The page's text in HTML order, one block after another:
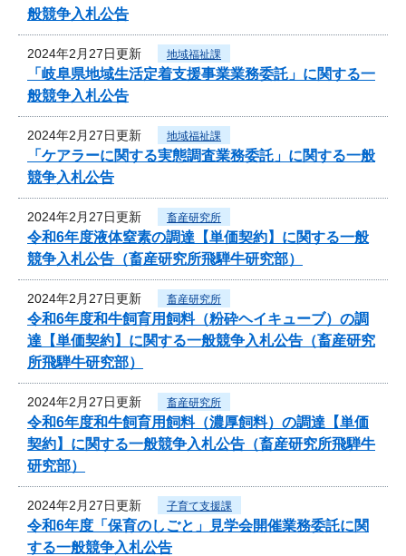
般競争入札公告
2024年2月27日更新 地域福祉課
「岐阜県地域生活定着支援事業業務委託」に関する一
般競争入札公告
2024年2月27日更新 地域福祉課
「ケアラーに関する実態調査業務委託」に関する一般
競争入札公告
2024年2月27日更新 畜産研究所
令和6年度液体窒素の調達【単価契約】に関する一般
競争入札公告（畜産研究所飛騨牛研究部）
2024年2月27日更新 畜産研究所
令和6年度和牛飼育用飼料（粉砕ヘイキューブ）の調
達【単価契約】に関する一般競争入札公告（畜産研究
所飛騨牛研究部）
2024年2月27日更新 畜産研究所
令和6年度和牛飼育用飼料（濃厚飼料）の調達【単価
契約】に関する一般競争入札公告（畜産研究所飛騨牛
研究部）
2024年2月27日更新 子育て支援課
令和6年度「保育のしごと」見学会開催業務委託に関
する一般競争入札公告